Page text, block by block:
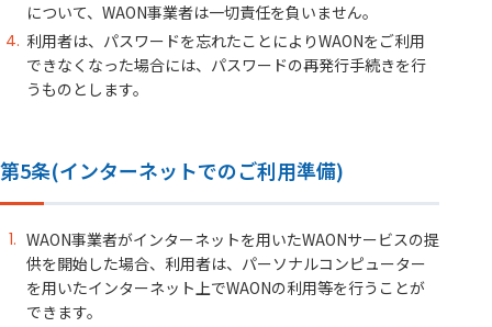
について、WAON事業者は一切責任を負いません。
利用者は、パスワードを忘れたことによりWAONをご利用
できなくなった場合には、パスワードの再発行手続きを行
うものとします。
第5条(インターネットでのご利用準備)
WAON事業者がインターネットを用いたWAONサービスの提
供を開始した場合、利用者は、パーソナルコンピューター
を用いたインターネット上でWAONの利用等を行うことが
できます。